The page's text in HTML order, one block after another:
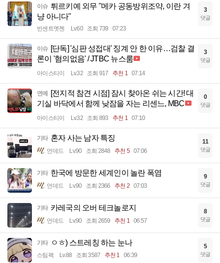
이슈 튀르키예 외무 "메카 공동방위조약, 이란 겨
냥 아니다"
빈센트멧젠 Lv.60 조회 739 07:23
3
댓글
이슈 [단독] '심판 성접대' 징계 안 한 이유…검찰 결
론이 '혐의없음' / JTBC 뉴스룸
아이스티이 Lv.32 조회 917 추천 1 07:14
3
댓글
연예
[전지적 참견 시점] 잠시 찾아온 쉬는 시간! 대
기실 바닥에서 함께 낮잠을 자는 리센느, MBC
아이스티이 Lv.32 조회 893 추천 1 07:10
0
댓글
기타 혼자 사는 남자 특징
언데드 Lv.90 조회 2848 추천 5 07:06
11
댓글
기타 한국에 방문한 세계인이 놀란 폭염
언데드 Lv.90 조회 2366 추천 2 07:03
9
댓글
기타 카레국의 오버 테크놀로지
언데드 Lv.90 조회 2659 추천 1 06:57
8
댓글
기타 ㅇㅎ) 스트레칭 하는 눈나
스팀팩 Lv.88 조회 3587 추천 1 06:39
5
댓글